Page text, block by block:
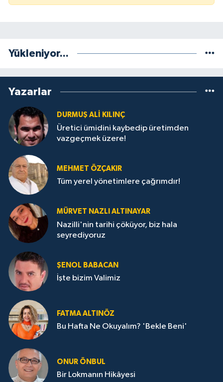
Yükleniyor...
Yazarlar
DURMUŞ ALI KILINÇ
Üretici ümidini kaybedip üretimden
vazgeçmek üzere!
MEHMET ÖZÇAKIR
Tüm yerel yönetimlere çağrımdır!
MÜRVET NAZLI ALTINAYAR
Nazilli'nin tarihi çöküyor, biz hala
seyrediyoruz
ŞENOL BABACAN
İşte bizim Valimiz
FATMA ALTINÖZ
Bu Hafta Ne Okuyalım? 'Bekle Beni'
ONUR ÖNBUL
Bir Lokmanın Hikâyesi